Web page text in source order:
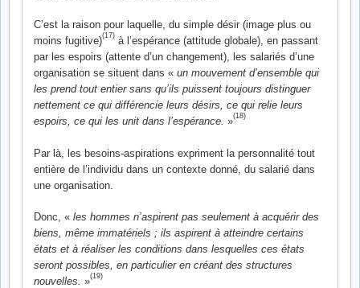
C’est la raison pour laquelle, du simple désir (image plus ou
moins fugitive)(17) à l’espérance (attitude globale), en passant
par les espoirs (attente d’un changement), les salariés d’une
organisation se situent dans « un mouvement d’ensemble qui
les prend tout entier sans qu’ils puissent toujours distinguer
nettement ce qui différencie leurs désirs, ce qui relie leurs
espoirs, ce qui les unit dans l’espérance. »(18)
Par là, les besoins-aspirations expriment la personnalité tout
entière de l’individu dans un contexte donné, du salarié dans
une organisation.
Donc, « les hommes n’aspirent pas seulement à acquérir des
biens, même immatériels ; ils aspirent à atteindre certains
états et à réaliser les conditions dans lesquelles ces états
seront possibles, en particulier en créant des structures
nouvelles. »(19)